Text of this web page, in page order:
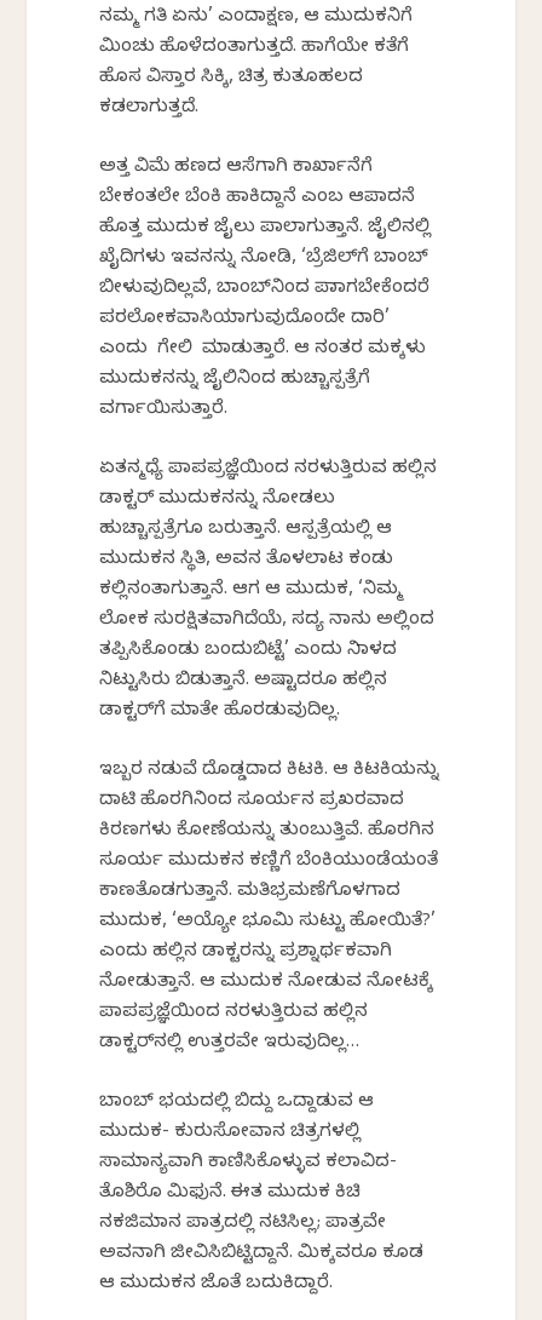
ನಮ್ಮ ಗತಿ ಏನು’ ಎಂದಾಕ್ಷಣ, ಆ ಮುದುಕನಿಗೆ
ಮಿಂಚು ಹೊಳೆದಂತಾಗುತ್ತದೆ. ಹಾಗೆಯೇ ಕತೆಗೆ
ಹೊಸ ವಿಸ್ತಾರ ಸಿಕ್ಕಿ, ಚಿತ್ರ ಕುತೂಹಲದ
ಕಡಲಾಗುತ್ತದೆ.
ಅತ್ತ ವಿಮೆ ಹಣದ ಆಸೆಗಾಗಿ ಕಾರ್ಖಾನೆಗೆ
ಬೇಕಂತಲೇ ಬೆಂಕಿ ಹಾಕಿದ್ದಾನೆ ಎಂಬ ಆಪಾದನೆ
ಹೊತ್ತ ಮುದುಕ ಜೈಲು ಪಾಲಾಗುತ್ತಾನೆ. ಜೈಲಿನಲ್ಲಿ
ಖೈದಿಗಳು ಇವನನ್ನು ನೋಡಿ, ‘ಬ್ರೆಜಿಲ್‌ಗೆ ಬಾಂಬ್
ಬೀಳುವುದಿಲ್ಲವೆ, ಬಾಂಬ್‌ನಿಂದ ಪಾರಾಗಬೇಕೆಂದರೆ
ಪರಲೋಕವಾಸಿಯಾಗುವುದೊಂದೇ ದಾರಿ’
ಎಂದು ಗೇಲಿ ಮಾಡುತ್ತಾರೆ. ಆ ನಂತರ ಮಕ್ಕಳು
ಮುದುಕನನ್ನು ಜೈಲಿನಿಂದ ಹುಚ್ಚಾಸ್ಪತ್ರೆಗೆ
ವರ್ಗಾಯಿಸುತ್ತಾರೆ.
ಏತನ್ಮಧ್ಯೆ ಪಾಪಪ್ರಜ್ಞೆಯಿಂದ ನರಳುತ್ತಿರುವ ಹಲ್ಲಿನ
ಡಾಕ್ಟರ್ ಮುದುಕನನ್ನು ನೋಡಲು
ಹುಚ್ಚಾಸ್ಪತ್ರೆಗೂ ಬರುತ್ತಾನೆ. ಆಸ್ಪತ್ರೆಯಲ್ಲಿ ಆ
ಮುದುಕನ ಸ್ಥಿತಿ, ಅವನ ತೊಳಲಾಟ ಕಂಡು
ಕಲ್ಲಿನಂತಾಗುತ್ತಾನೆ. ಆಗ ಆ ಮುದುಕ, ‘ನಿಮ್ಮ
ಲೋಕ ಸುರಕ್ಷಿತವಾಗಿದೆಯೆ, ಸದ್ಯ ನಾನು ಅಲ್ಲಿಂದ
ತಪ್ಪಿಸಿಕೊಂಡು ಬಂದುಬಿಟ್ಟೆ’ ಎಂದು ನಿರಾಳದ
ನಿಟ್ಟುಸಿರು ಬಿಡುತ್ತಾನೆ. ಅಷ್ಟಾದರೂ ಹಲ್ಲಿನ
ಡಾಕ್ಟರ್‌ಗೆ ಮಾತೇ ಹೊರಡುವುದಿಲ್ಲ.
ಇಬ್ಬರ ನಡುವೆ ದೊಡ್ಡದಾದ ಕಿಟಕಿ. ಆ ಕಿಟಕಿಯನ್ನು
ದಾಟಿ ಹೊರಗಿನಿಂದ ಸೂರ್ಯನ ಪ್ರಖರವಾದ
ಕಿರಣಗಳು ಕೋಣೆಯನ್ನು ತುಂಬುತ್ತಿವೆ. ಹೊರಗಿನ
ಸೂರ್ಯ ಮುದುಕನ ಕಣ್ಣಿಗೆ ಬೆಂಕಿಯುಂಡೆಯಂತೆ
ಕಾಣತೊಡಗುತ್ತಾನೆ. ಮತಿಭ್ರಮಣೆಗೊಳಗಾದ
ಮುದುಕ, ‘ಅಯ್ಯೋ ಭೂಮಿ ಸುಟ್ಟು ಹೋಯಿತೆ?’
ಎಂದು ಹಲ್ಲಿನ ಡಾಕ್ಟರನ್ನು ಪ್ರಶ್ನಾರ್ಥಕವಾಗಿ
ನೋಡುತ್ತಾನೆ. ಆ ಮುದುಕ ನೋಡುವ ನೋಟಕ್ಕೆ
ಪಾಪಪ್ರಜ್ಞೆಯಿಂದ ನರಳುತ್ತಿರುವ ಹಲ್ಲಿನ
ಡಾಕ್ಟರ್‌ನಲ್ಲಿ ಉತ್ತರವೇ ಇರುವುದಿಲ್ಲ…
ಬಾಂಬ್ ಭಯದಲ್ಲಿ ಬಿದ್ದು ಒದ್ದಾಡುವ ಆ
ಮುದುಕ- ಕುರುಸೋವಾನ ಚಿತ್ರಗಳಲ್ಲಿ
ಸಾಮಾನ್ಯವಾಗಿ ಕಾಣಿಸಿಕೊಳ್ಳುವ ಕಲಾವಿದ-
ತೊಶಿರೊ ಮಿಫುನೆ. ಈತ ಮುದುಕ ಕಿಚಿ
ನಕಜಿಮಾನ ಪಾತ್ರದಲ್ಲಿ ನಟಿಸಿಲ್ಲ; ಪಾತ್ರವೇ
ಅವನಾಗಿ ಜೀವಿಸಿಬಿಟ್ಟಿದ್ದಾನೆ. ಮಿಕ್ಕವರೂ ಕೂಡ
ಆ ಮುದುಕನ ಜೊತೆ ಬದುಕಿದ್ದಾರೆ.